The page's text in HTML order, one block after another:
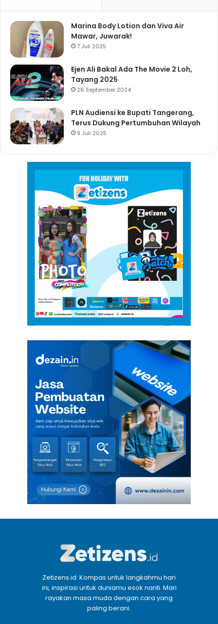
Marina Body Lotion dan Viva Air
Mawar, Juwarak!
7 Juli 2025
Ejen Ali Bakal Ada The Movie 2 Loh,
Tayang 2025
26 September 2024
PLN Audiensi ke Bupati Tangerang,
Terus Dukung Pertumbuhan Wilayah
9 Juli 2025
Zetizens.id: Kompas untuk langkahmu hari
ini, inspirasi untuk duniamu esok nanti. Mari
rayakan masa muda dengan cara yang
paling berani.